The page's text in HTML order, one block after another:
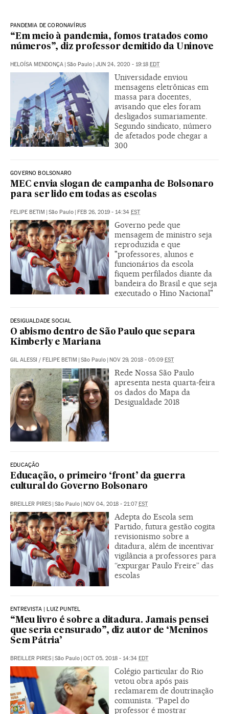
PANDEMIA DE CORONAVÍRUS
“Em meio à pandemia, fomos tratados como
números”, diz professor demitido da Uninove
HELOÍSA MENDONÇA São Paulo JUN 24, 2020 - 19:18 EDT
Universidade enviou
mensagens eletrônicas em
massa para docentes,
avisando que eles foram
desligados sumariamente.
Segundo sindicato, número
de afetados pode chegar a
300
GOVERNO BOLSONARO
MEC envia slogan de campanha de Bolsonaro
para ser lido em todas as escolas
FELIPE BETIM São Paulo FEB 26, 2019 - 14:34 EST
Governo pede que
mensagem de ministro seja
reproduzida e que
"professores, alunos e
funcionários da escola
fiquem perfilados diante da
bandeira do Brasil e que seja
executado o Hino Nacional"
DESIGUALDADE SOCIAL
O abismo dentro de São Paulo que separa
Kimberly e Mariana
GIL ALESSI / FELIPE BETIM São Paulo NOV 29, 2018 - 05:09 EST
Rede Nossa São Paulo
apresenta nesta quarta-feira
os dados do Mapa da
Desigualdade 2018
EDUCAÇÃO
Educação, o primeiro ‘front’ da guerra
cultural do Governo Bolsonaro
BREILLER PIRES São Paulo NOV 04, 2018 - 21:07 EST
Adepta do Escola sem
Partido, futura gestão cogita
revisionismo sobre a
ditadura, além de incentivar
vigilância a professores para
“expurgar Paulo Freire” das
escolas
ENTREVISTA | LUIZ PUNTEL
“Meu livro é sobre a ditadura. Jamais pensei
que seria censurado”, diz autor de ‘Meninos
Sem Pátria’
BREILLER PIRES | São Paulo | OCT 05, 2018 - 14:34 EDT
Colégio particular do Rio
vetou obra após pais
reclamarem de doutrinação
comunista. “Papel do
professor é mostrar